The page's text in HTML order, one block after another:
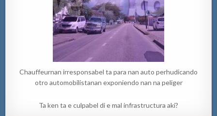
Chauffeurnan irresponsabel ta para nan auto perhudicando
otro automobilistanan exponiendo nan na peliger
Ta ken ta e culpabel di e mal infrastructura aki?